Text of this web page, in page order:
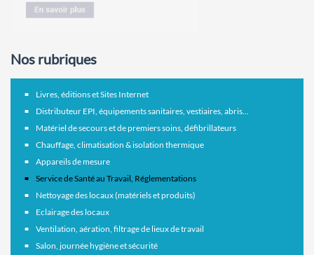
Nos rubriques
Livres, éditions et Sites Internet
Distributeur EPI, équipements sanitaires, vestiaires, abris...
Matériel de secours et de premiers soins, défibrillateurs
Chauffage, climatisation & isolation thermique
Appareils de mesure
Service de Santé au Travail, Réglementations
Nettoyage des locaux (matériels et produits)
Eclairage des locaux
Ventilation, aération, filtrage de lieux de travail
Salon, journée hygiène et sécurité